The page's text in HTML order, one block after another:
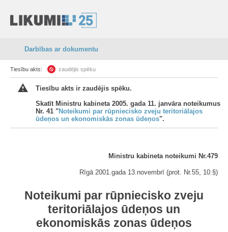
Darbības ar dokumentu
Tiesību akts: zaudējis spēku
Tiesību akts ir zaudējis spēku.
Skatīt Ministru kabineta 2005. gada 11. janvāra noteikumus
Nr. 41 "Noteikumi par rūpniecisko zveju teritoriālajos
ūdeņos un ekonomiskās zonas ūdeņos".
Ministru kabineta noteikumi Nr.479
Rīgā 2001.gada 13.novembrī (prot. Nr.55, 10.§)
Noteikumi par rūpniecisko zveju
teritoriālajos ūdeņos un
ekonomiskās zonas ūdeņos